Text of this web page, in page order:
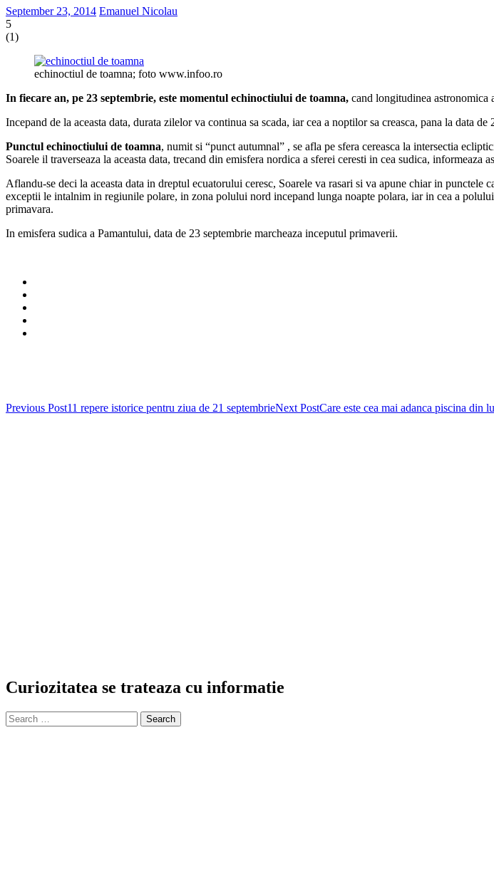
September 23, 2014 Emanuel Nicolau
5
(1)
echinoctiul de toamna; foto www.infoo.ro
In fiecare an, pe 23 septembrie, este momentul echinoctiului de toamna, cand longitudinea astronomica
Incepand de la aceasta data, durata zilelor va continua sa scada, iar cea a noptilor sa creasca, pana la data
Punctul echinoctiului de toamna, numit si “punct autumnal” , se afla pe sfera cereasca la intersectia
Soarele il traverseaza la aceasta data, trecand din emisfera nordica a sferei ceresti in cea sudica, informeaza
Aflandu-se deci la aceasta data in dreptul ecuatorului ceresc, Soarele va rasari si va apune chiar in
exceptii le intalnim in regiunile polare, in zona polului nord incepand lunga noapte polara, iar in cea a
primavara.
In emisfera sudica a Pamantului, data de 23 septembrie marcheaza inceputul primaverii.
Post
Previous Post11 repere istorice pentru ziua de 21 septembrieNext PostCare este cea mai adanca piscina din
Curiozitatea se trateaza cu informatie
Search
for: